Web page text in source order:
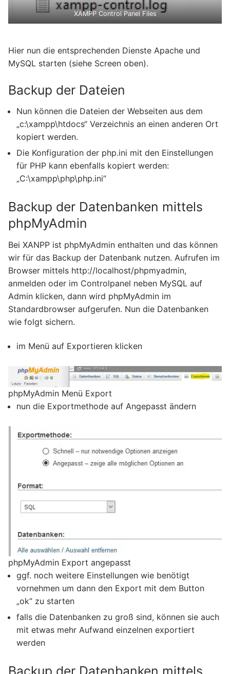
XAMPP Control Panel Files
Hier nun die entsprechenden Dienste Apache und
MySQL starten (siehe Screen oben).
Backup der Dateien
Nun können die Dateien der Webseiten aus dem
„c:\xampp\htdocs“ Verzeichnis an einen anderen Ort
kopiert werden.
Die Konfiguration der php.ini mit den Einstellungen
für PHP kann ebenfalls kopiert werden:
„C:\xampp\php\php.ini“
Backup der Datenbanken mittels
phpMyAdmin
Bei XANPP ist phpMyAdmin enthalten und das können
wir für das Backup der Datenbank nutzen. Aufrufen im
Browser mittels http://localhost/phpmyadmin,
anmelden oder im Controlpanel neben MySQL auf
Admin klicken, dann wird phpMyAdmin im
Standardbrowser aufgerufen. Nun die Datenbanken
wie folgt sichern.
im Menü auf Exportieren klicken
phpMyAdmin Menü Export
nun die Exportmethode auf Angepasst ändern
phpMyAdmin Export angepasst
ggf. noch weitere Einstellungen wie benötigt
vornehmen um dann den Export mit dem Button
„ok“ zu starten
falls die Datenbanken zu groß sind, können sie auch
mit etwas mehr Aufwand einzelnen exportiert
werden
Backup der Datenbanken mittels